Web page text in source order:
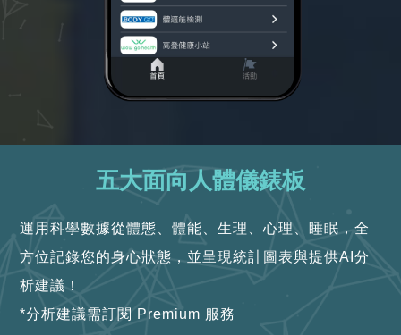
五大面向人體儀錶板
運用科學數據從體態、體能、生理、心理、睡眠，全
方位記錄您的身心狀態，並呈現統計圖表與提供AI分
析建議！
*分析建議需訂閱 Premium 服務